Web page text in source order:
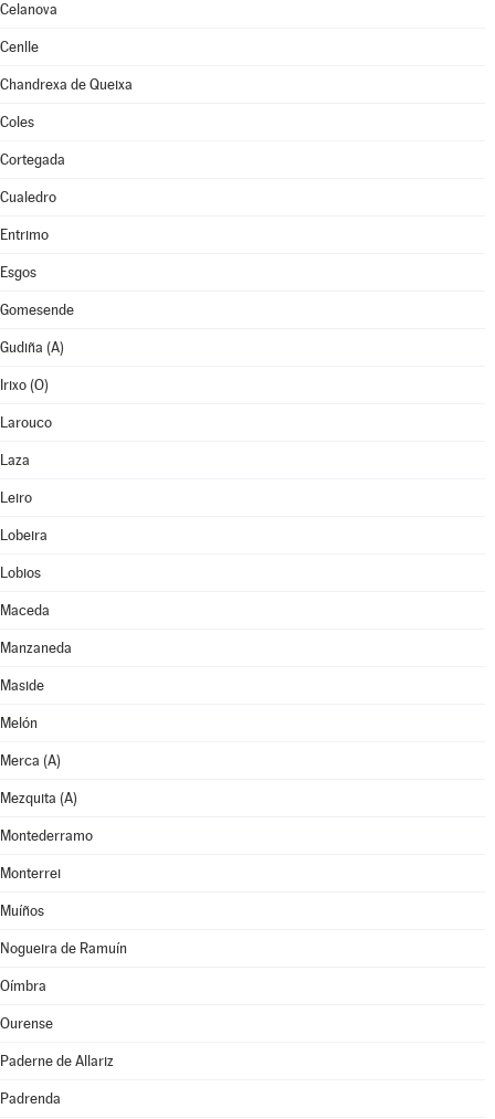
Celanova
Cenlle
Chandrexa de Queixa
Coles
Cortegada
Cualedro
Entrimo
Esgos
Gomesende
Gudiña (A)
Irixo (O)
Larouco
Laza
Leiro
Lobeira
Lobios
Maceda
Manzaneda
Maside
Melón
Merca (A)
Mezquita (A)
Montederramo
Monterrei
Muíños
Nogueira de Ramuín
Oímbra
Ourense
Paderne de Allariz
Padrenda